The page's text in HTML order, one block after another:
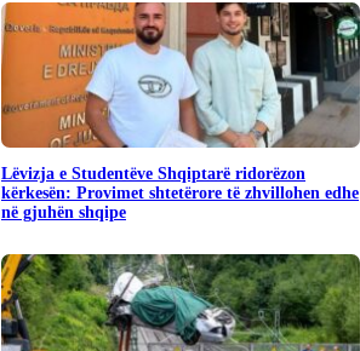
Lëvizja e Studentëve Shqiptarë ridorëzon
kërkesën: Provimet shtetërore të zhvillohen edhe
në gjuhën shqipe